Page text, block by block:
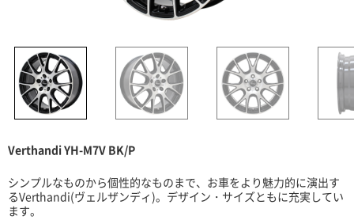
Verthandi YH-M7V BK/P
シンプルなものから個性的なものまで、お車をより魅力的に演出す
るVerthandi(ヴェルザンディ)。デザイン・サイズともに充実してい
ます。